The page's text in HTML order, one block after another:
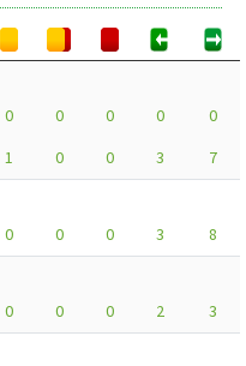
0 0 0 0
0
1 0 0 3
7
0 0 0 3
8
0 0 0 2
3